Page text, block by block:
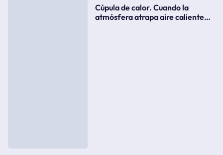
Cúpula de calor. Cuando la
atmósfera atrapa aire caliente